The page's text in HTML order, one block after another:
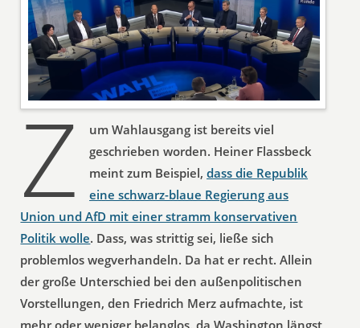
Z
um Wahlausgang ist bereits viel
geschrieben worden. Heiner Flassbeck
meint zum Beispiel,dass die Republik
eine schwarz-blaue Regierung aus
Union und AfD mit einer stramm konservativen
Politik wolle. Dass, was strittig sei, ließe sich
problemlos wegverhandeln. Da hat er recht. Allein
der große Unterschied bei den außenpolitischen
Vorstellungen, den Friedrich Merz aufmachte, ist
mehr oder weniger belanglos, da Washington längst